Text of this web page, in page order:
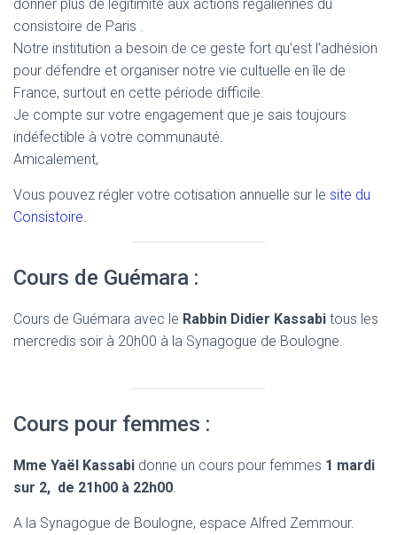
donner plus de légitimité aux actions régaliennes du
consistoire de Paris .
Notre institution a besoin de ce geste fort qu’est l’adhésion
pour défendre et organiser notre vie cultuelle en île de
France, surtout en cette période difficile.
Je compte sur votre engagement que je sais toujours
indéfectible à votre communauté.
Amicalement,
Vous pouvez régler votre cotisation annuelle sur le site du
Consistoire.
Cours de Guémara :
Cours de Guémara avec le Rabbin Didier Kassabi tous les
mercredis soir à 20h00 à la Synagogue de Boulogne.
Cours pour femmes :
Mme Yaël Kassabi donne un cours pour femmes 1 mardi
sur 2, de 21h00 à 22h00.
A la Synagogue de Boulogne, espace Alfred Zemmour.